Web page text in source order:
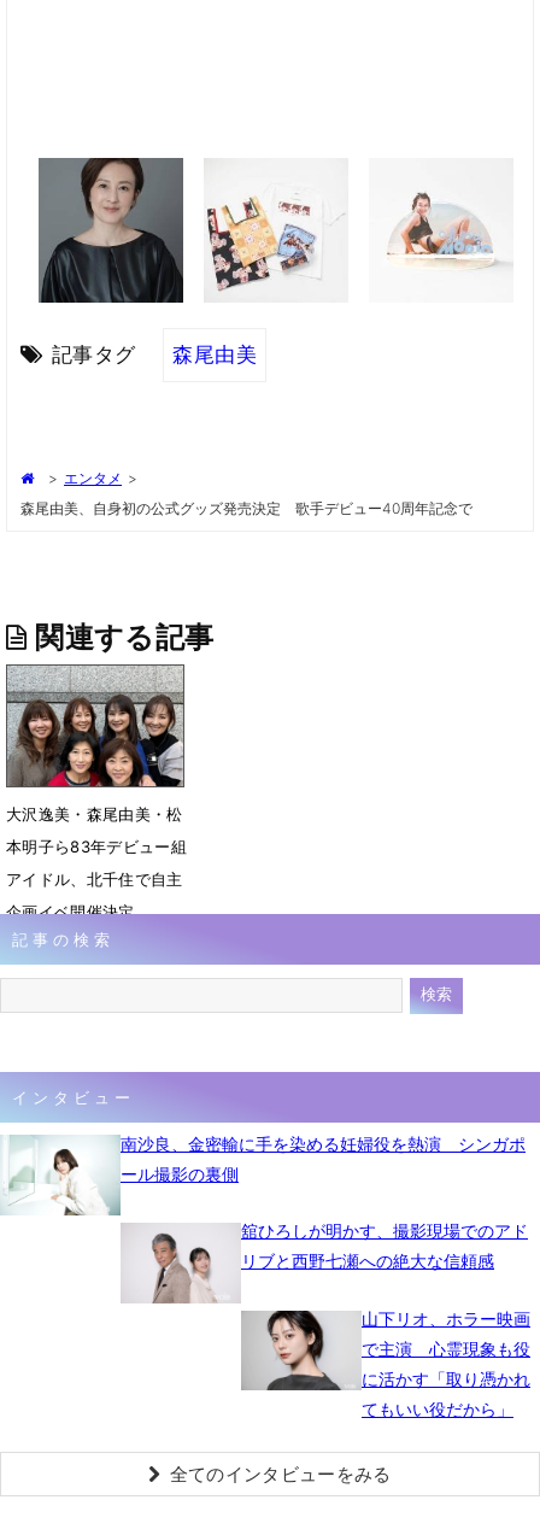
記事タグ 森尾由美
> エンタメ >
森尾由美、自身初の公式グッズ発売決定 歌手デビュー40周年記念で
関連する記事
大沢逸美・森尾由美・松
本明子ら83年デビュー組
アイドル、北千住で自主
企画イベ開催決定
3月18日 20時45分
記事の検索
インタビュー
南沙良、金密輸に手を染める妊婦役を熱演 シンガポ
ール撮影の裏側
舘ひろしが明かす、撮影現場でのアド
リブと西野七瀬への絶大な信頼感
山下リオ、ホラー映画
で主演 心霊現象も役
に活かす「取り憑かれ
てもいい役だから」
全てのインタビューをみる